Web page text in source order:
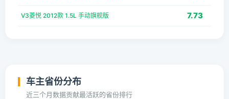
V3菱悦 2012款 1.5L 手动旗舰版 7.73
车主省份分布
近三个月数据贡献最活跃的省份排行